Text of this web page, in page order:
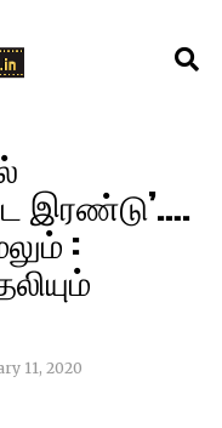
இரண்டு’….
:
11, 2020